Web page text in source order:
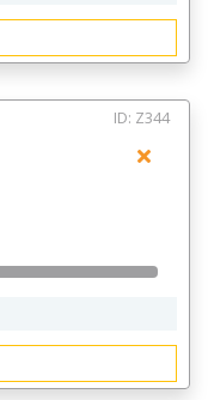
ID: Z344